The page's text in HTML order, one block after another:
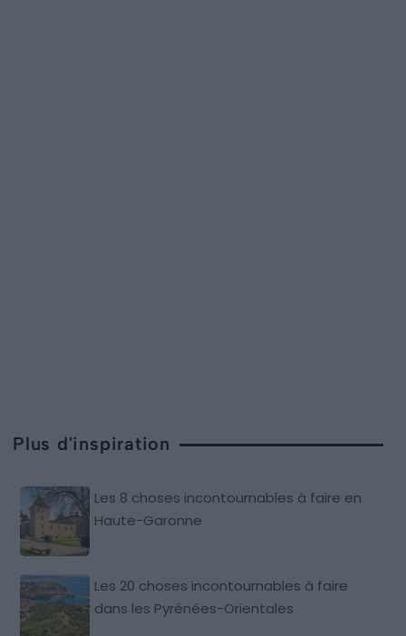
Plus d'inspiration
Les 8 choses incontournables à faire en
Haute-Garonne
Les 20 choses incontournables à faire
dans les Pyrénées-Orientales